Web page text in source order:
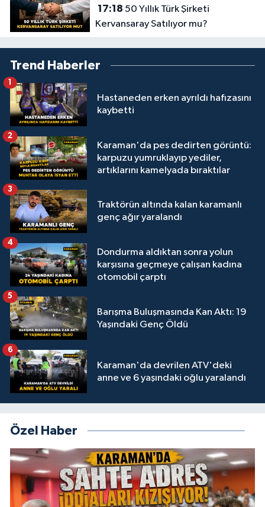
17:18
Kervansaray Satılıyor mu?
Trend Haberler
Hastaneden erken ayrıldı hafızasını
kaybetti
1
Karaman'da pes dedirten görüntü:
karpuzu yumruklayıp yediler,
artıklarını kamelyada bıraktılar
2
Traktörün altında kalan karamanlı
genç ağır yaralandı
3
Dondurma aldıktan sonra yolun
karşısına geçmeye çalışan kadına
otomobil çarptı
4
Barışma Buluşmasında Kan Aktı: 19
Yaşındaki Genç Öldü
5
Karaman'da devrilen ATV'deki
anne ve 6 yaşındaki oğlu yaralandı
6
Özel Haber